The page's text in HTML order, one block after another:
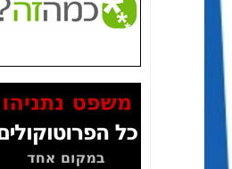
בכלל תמורה עבור
ההטבות הרגולטוריות
Yes (תיק 4000)
מוכיחים "תפירת תיק"
לאיש הלא נכון! -כאן
עובדות ומסמכים